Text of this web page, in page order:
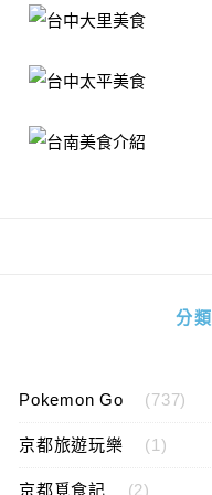
分類
Pokemon Go (737)
京都旅遊玩樂 (1)
京都覓食記 (2)